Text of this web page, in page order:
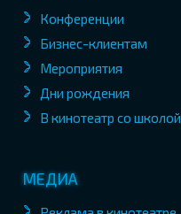
Конференции
Бизнес-клиентам
Мероприятия
Дни рождения
В кинотеатр со школой
МЕДИА